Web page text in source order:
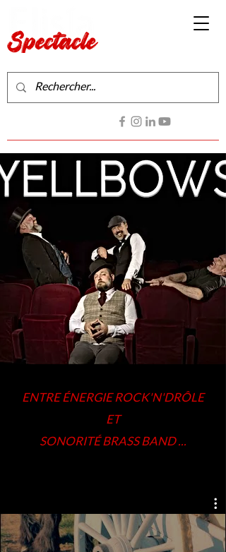
ENTRE ÉNERGIE ROCK'N'DRÔLE
ET
SONORITÉ BRASS BAND ...